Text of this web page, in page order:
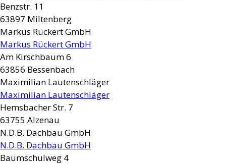
Benzstr. 11
63897 Miltenberg
Markus Rückert GmbH
Markus Rückert GmbH
Am Kirschbaum 6
63856 Bessenbach
Maximilian Lautenschläger
Maximilian Lautenschläger
Hemsbacher Str. 7
63755 Alzenau
N.D.B. Dachbau GmbH
N.D.B. Dachbau GmbH
Baumschulweg 4